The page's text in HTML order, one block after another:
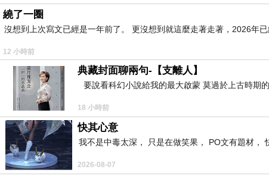
【全職媽媽斷線日記】Day2-共學之奧福音樂
文/小米嘛
繞了一圈
沒想到上次寫文已經是一年前了。 更沒想到就這麼走著走著，2026年
12 小時前
典藏封面聊兩句-【支離人】
要說看科幻小說給我的最大啟蒙 莫過於上古時期
18 小時前
快其心意
我不是中毒太深， 只是在做笑果， PO文有題材，
2026-08-07